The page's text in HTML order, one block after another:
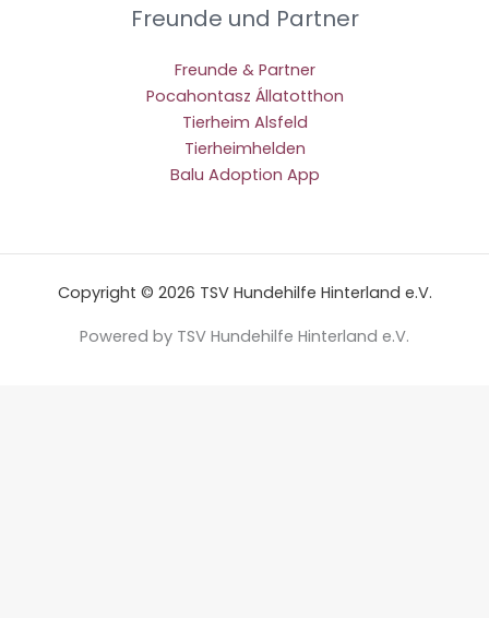
Freunde und Partner
Freunde & Partner
Pocahontasz Állatotthon
Tierheim Alsfeld
Tierheimhelden
Balu Adoption App
Copyright © 2026 TSV Hundehilfe Hinterland e.V.
Powered by TSV Hundehilfe Hinterland e.V.